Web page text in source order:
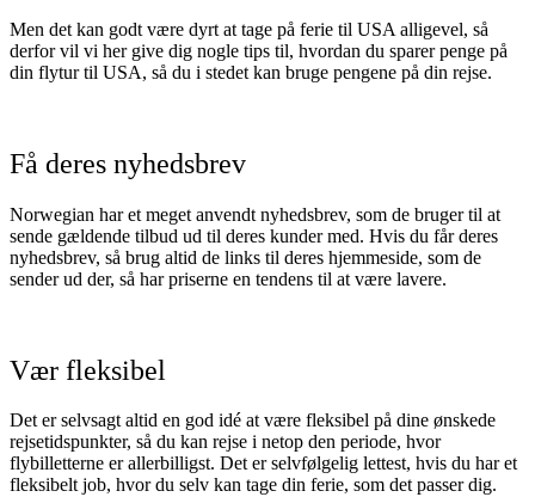
Men det kan godt være dyrt at tage på ferie til USA alligevel, så
derfor vil vi her give dig nogle tips til, hvordan du sparer penge på
din flytur til USA, så du i stedet kan bruge pengene på din rejse.
Få deres nyhedsbrev
Norwegian har et meget anvendt nyhedsbrev, som de bruger til at
sende gældende tilbud ud til deres kunder med. Hvis du får deres
nyhedsbrev, så brug altid de links til deres hjemmeside, som de
sender ud der, så har priserne en tendens til at være lavere.
Vær fleksibel
Det er selvsagt altid en god idé at være fleksibel på dine ønskede
rejsetidspunkter, så du kan rejse i netop den periode, hvor
flybilletterne er allerbilligst. Det er selvfølgelig lettest, hvis du har et
fleksibelt job, hvor du selv kan tage din ferie, som det passer dig.